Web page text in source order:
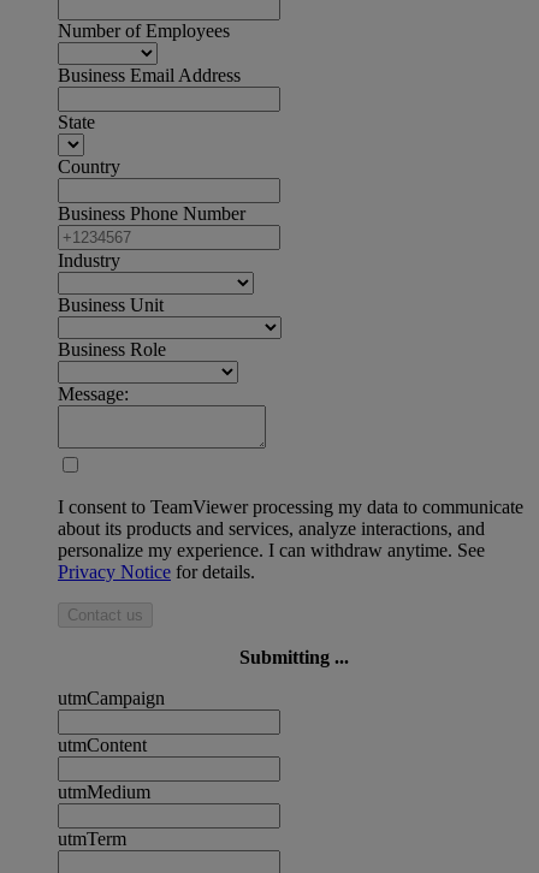
Number of Employees
Business Email Address
State
Country
Business Phone Number
Industry
Business Unit
Business Role
Message:
I consent to TeamViewer processing my data to communicate
about its products and services, analyze interactions, and
personalize my experience. I can withdraw anytime. See
Privacy Notice for details.
Contact us
Submitting ...
utmCampaign
utmContent
utmMedium
utmTerm